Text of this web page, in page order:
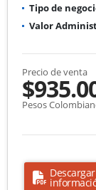
Tipo de
Valor
Precio de venta
Pesos
Descargar